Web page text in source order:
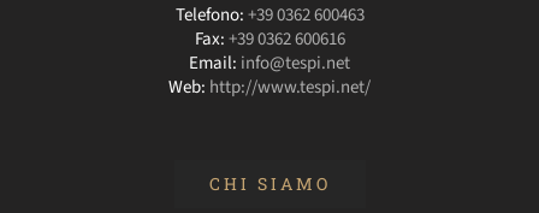
Telefono:+39 0362 600463
Fax:+39 0362 600616
Email: info@tespi.net
Web: http://www.tespi.net/
CHI SIAMO